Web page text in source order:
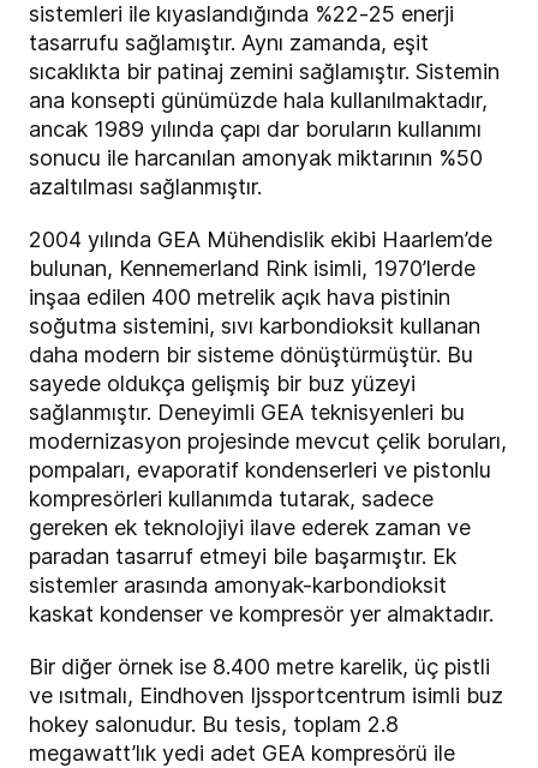
sistemleri ile kıyaslandığında %22-25 enerji
tasarrufu sağlamıştır. Aynı zamanda, eşit
sıcaklıkta bir patinaj zemini sağlamıştır. Sistemin
ana konsepti günümüzde hala kullanılmaktadır,
ancak 1989 yılında çapı dar boruların kullanımı
sonucu ile harcanılan amonyak miktarının %50
azaltılması sağlanmıştır.
2004 yılında GEA Mühendislik ekibi Haarlem’de
bulunan, Kennemerland Rink isimli, 1970’lerde
inşaa edilen 400 metrelik açık hava pistinin
soğutma sistemini, sıvı karbondioksit kullanan
daha modern bir sisteme dönüştürmüştür. Bu
sayede oldukça gelişmiş bir buz yüzeyi
sağlanmıştır. Deneyimli GEA teknisyenleri bu
modernizasyon projesinde mevcut çelik boruları,
pompaları, evaporatif kondenserleri ve pistonlu
kompresörleri kullanımda tutarak, sadece
gereken ek teknolojiyi ilave ederek zaman ve
paradan tasarruf etmeyi bile başarmıştır. Ek
sistemler arasında amonyak-karbondioksit
kaskat kondenser ve kompresör yer almaktadır.
Bir diğer örnek ise 8.400 metre karelik, üç pistli
ve ısıtmalı, Eindhoven Ijssportcentrum isimli buz
hokey salonudur. Bu tesis, toplam 2.8
megawatt’lık yedi adet GEA kompresörü ile